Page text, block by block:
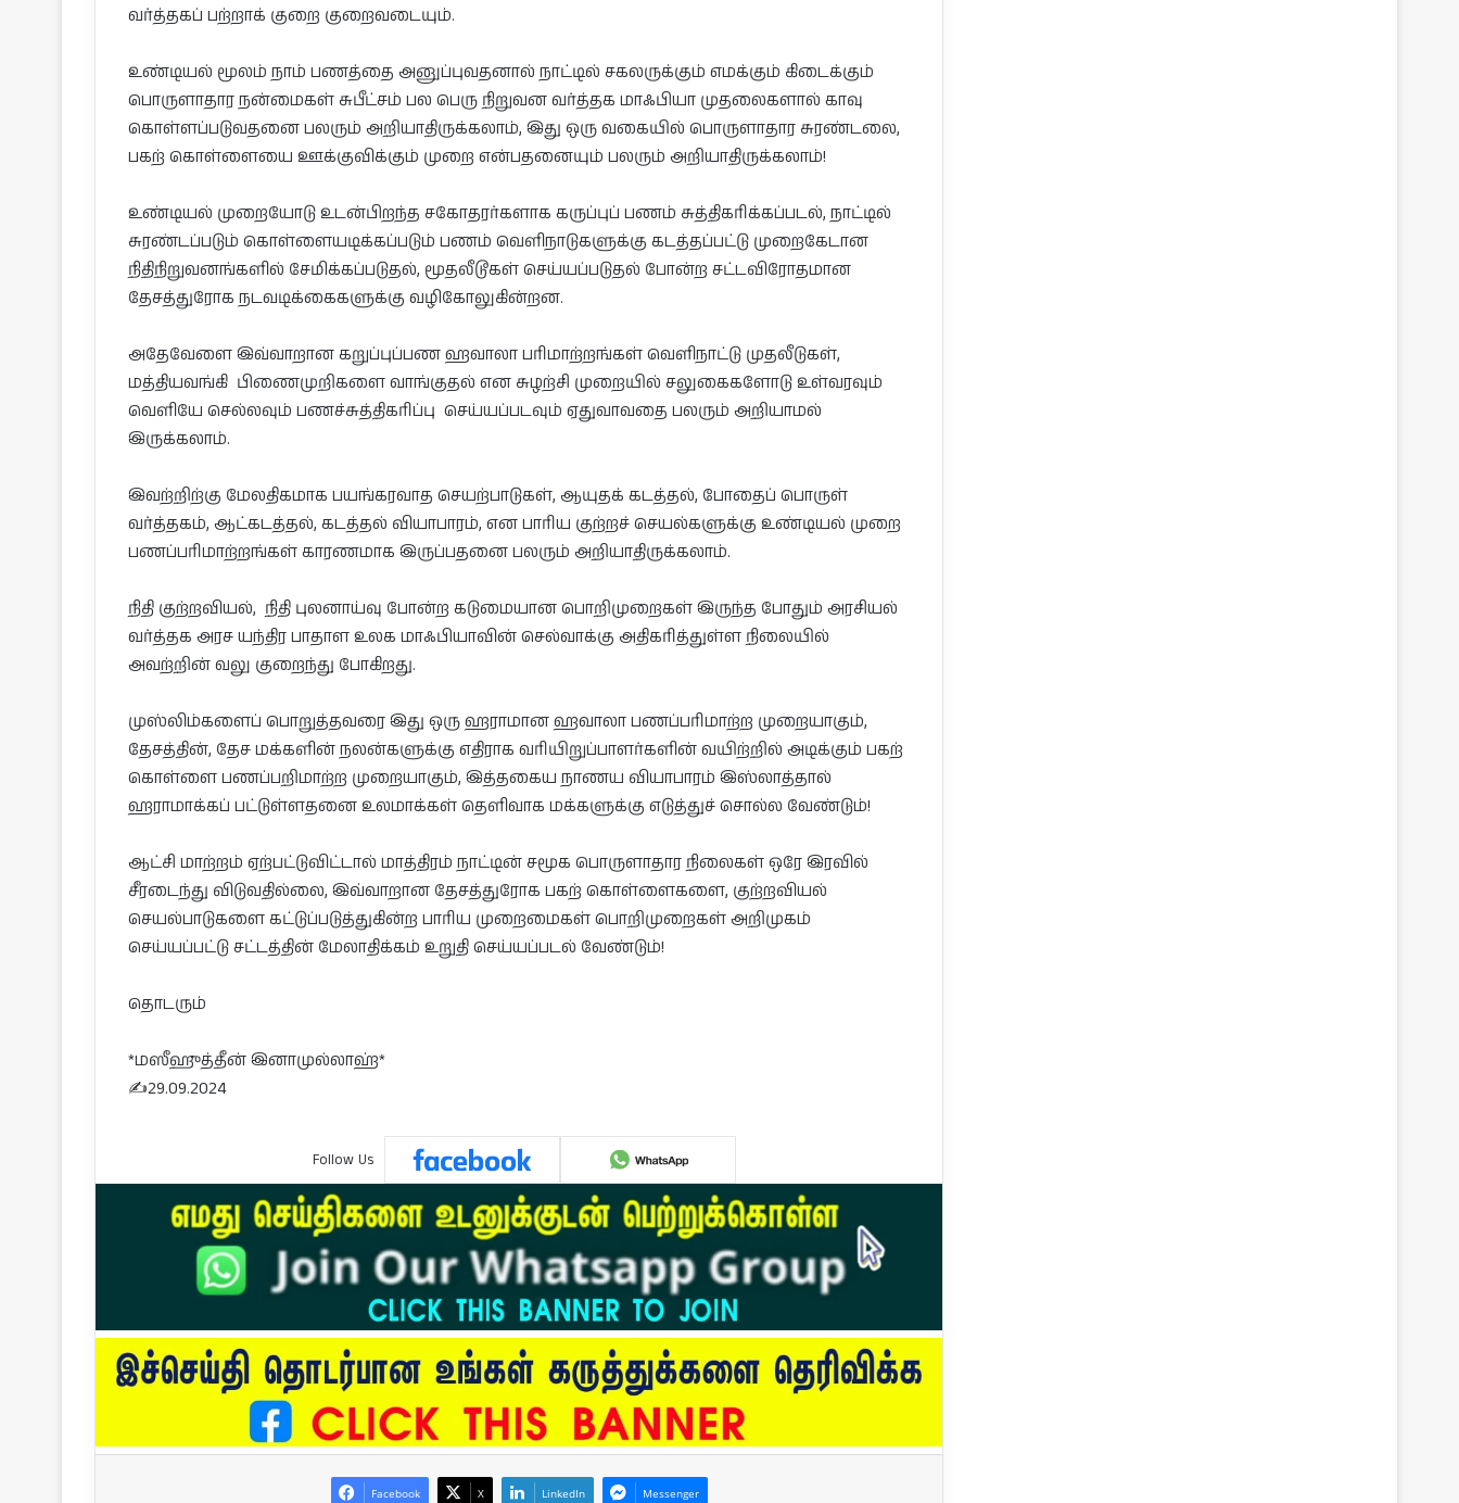
வர்த்தகப் பற்றாக் குறை குறைவடையும்.
உண்டியல் மூலம் நாம் பணத்தை அனுப்புவதனால் நாட்டில் சகலருக்கும் எமக்கும் கிடைக்கும்
பொருளாதார நன்மைகள் சுபீட்சம் பல பெரு நிறுவன வர்த்தக மாஃபியா முதலைகளால் காவு
கொள்ளப்படுவதனை பலரும் அறியாதிருக்கலாம், இது ஒரு வகையில் பொருளாதார சுரண்டலை,
பகற் கொள்ளையை ஊக்குவிக்கும் முறை என்பதனையும் பலரும் அறியாதிருக்கலாம்!
உண்டியல் முறையோடு உடன்பிறந்த சகோதரர்களாக கருப்புப் பணம் சுத்திகரிக்கப்படல், நாட்டில்
சுரண்டப்படும் கொள்ளையடிக்கப்படும் பணம் வெளிநாடுகளுக்கு கடத்தப்பட்டு முறைகேடான
நிதிநிறுவனங்களில் சேமிக்கப்படுதல், மூதலீடூகள் செய்யப்படுதல் போன்ற சட்டவிரோதமான
தேசத்துரோக நடவடிக்கைகளுக்கு வழிகோலுகின்றன.
அதேவேளை இவ்வாறான கறுப்புப்பண ஹவாலா பரிமாற்றங்கள் வெளிநாட்டு முதலீடுகள்,
மத்தியவங்கி பிணைமுறிகளை வாங்குதல் என சுழற்சி முறையில் சலுகைகளோடு உள்வரவும்
வெளியே செல்லவும் பணச்சுத்திகரிப்பு செய்யப்படவும் ஏதுவாவதை பலரும் அறியாமல்
இருக்கலாம்.
இவற்றிற்கு மேலதிகமாக பயங்கரவாத செயற்பாடுகள், ஆயுதக் கடத்தல், போதைப் பொருள்
வர்த்தகம், ஆட்கடத்தல், கடத்தல் வியாபாரம், என பாரிய குற்றச் செயல்களுக்கு உண்டியல் முறை
பணப்பரிமாற்றங்கள் காரணமாக இருப்பதனை பலரும் அறியாதிருக்கலாம்.
நிதி குற்றவியல், நிதி புலனா‌ய்வு போன்ற கடுமையான பொறிமுறைகள் இருந்த போதும் அரசியல்
வர்த்தக அரச யந்திர பாதாள உலக மாஃபியாவின் செல்வாக்கு அதிகரித்துள்ள நிலையில்
அவற்றின் வலு குறைந்து போகிறது.
முஸ்லிம்களைப் பொறுத்தவரை இது ஒரு ஹராமான ஹவாலா பணப்பரிமாற்ற முறையாகும்,
தேசத்தின், தேச மக்களின் நலன்களுக்கு எதிராக வரியிறுப்பாளர்களின் வயிற்றில் அடிக்கும் பகற்
கொள்ளை பணப்பறிமாற்ற முறையாகும், இத்தகைய நாணய வியாபாரம் இஸ்லாத்தால்
ஹராமாக்கப் பட்டுள்ளதனை உலமாக்கள் தெளிவாக மக்களுக்கு எடுத்துச் சொல்ல வேண்டும்!
ஆட்சி மாற்றம் ஏற்பட்டுவிட்டால் மாத்திரம் நாட்டின் சமூக பொருளாதார நிலைகள் ஒரே இரவில்
சீரடைந்து விடுவதில்லை, இவ்வாறான தேசத்துரோக பகற் கொள்ளைகளை, குற்றவியல்
செயல்பாடுகளை கட்டுப்படுத்துகின்ற பாரிய முறைமைகள் பொறிமுறைகள் அறிமுகம்
செய்யப்பட்டு சட்டத்தின் மேலாதிக்கம் உறுதி செய்யப்படல் வேண்டும்!
தொடரும்
*மஸீஹுத்தீன் இனாமுல்லாஹ்*
✍️29.09.2024
Follow Us
Facebook X LinkedIn Messenger